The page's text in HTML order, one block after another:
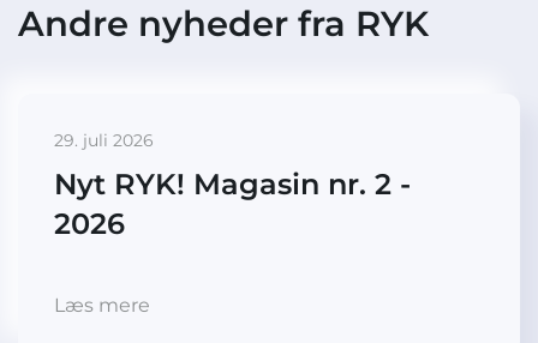
Andre nyheder fra RYK
29. juli 2026
Nyt RYK! Magasin nr. 2 -
2026
Læs mere